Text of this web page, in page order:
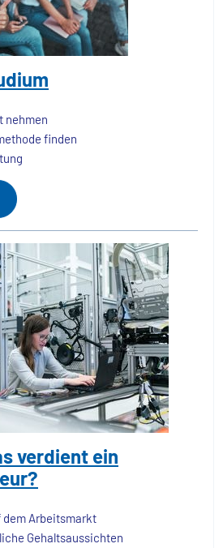
nehmen
finden
verdient ein
dem Arbeitsmarkt
Gehaltsaussichten